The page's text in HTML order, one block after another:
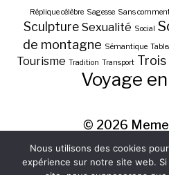
Réplique célèbre Sagesse Sans
Sculpture Sexualité Social
de montagne Sémantique
Tourisme Tradition Transport Trois
Voyage
© 2026
Nous utilisons des cookies
expérience sur notre site web.